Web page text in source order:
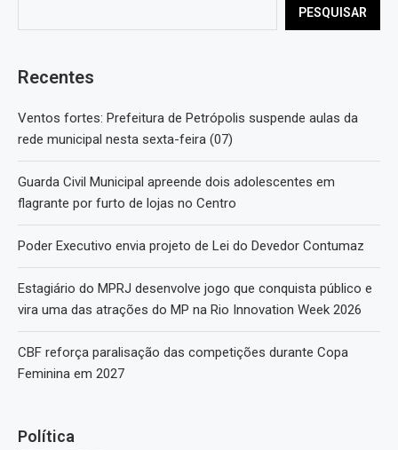
PESQUISAR
Recentes
Ventos fortes: Prefeitura de Petrópolis suspende aulas da
rede municipal nesta sexta-feira (07)
Guarda Civil Municipal apreende dois adolescentes em
flagrante por furto de lojas no Centro
Poder Executivo envia projeto de Lei do Devedor Contumaz
Estagiário do MPRJ desenvolve jogo que conquista público e
vira uma das atrações do MP na Rio Innovation Week 2026
CBF reforça paralisação das competições durante Copa
Feminina em 2027
Política